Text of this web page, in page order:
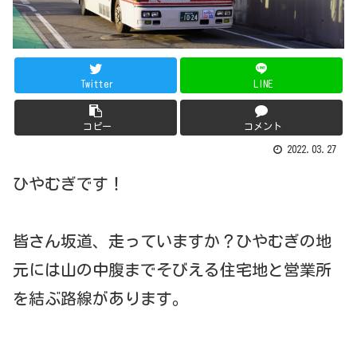
Twitter LINE
コピー コメント
2022.03.27
ひやむぎです！
皆さん坂道、走っていますか？ひやむぎの地
元には山の中腹までそびえる住宅地と営業所
を結ぶ路線があります。